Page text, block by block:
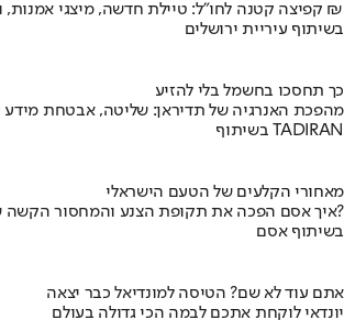
קפיצה קטנה לחו"ל: טיילת חדשה, מיצגי אמנות, וכיכרות משופצות בהשקעה של 100 מיליון ₪
בשיתוף עיריית ירושלים
כך תחסכו בחשמל בלי להזיע
מהפכת האנרגיה של תדיראן: שליטה, אבטחת מידע
בשיתוף TADIRAN
מאחורי הקלעים של הטעם הישראלי
איך אסם הפכה את תקופת הצנע והמחסור הקשה של שנות ה-40 למותג לאומי?
בשיתוף אסם
אתם עוד לא שם? הטיסה למונדיאל כבר יצאה
יונדאי לוקחת אתכם לבמה הכי גדולה בעולם